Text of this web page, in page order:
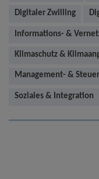
Digitaler Zwilling
Informations- &
Klimaschutz &
Management- &
Soziales & Integration